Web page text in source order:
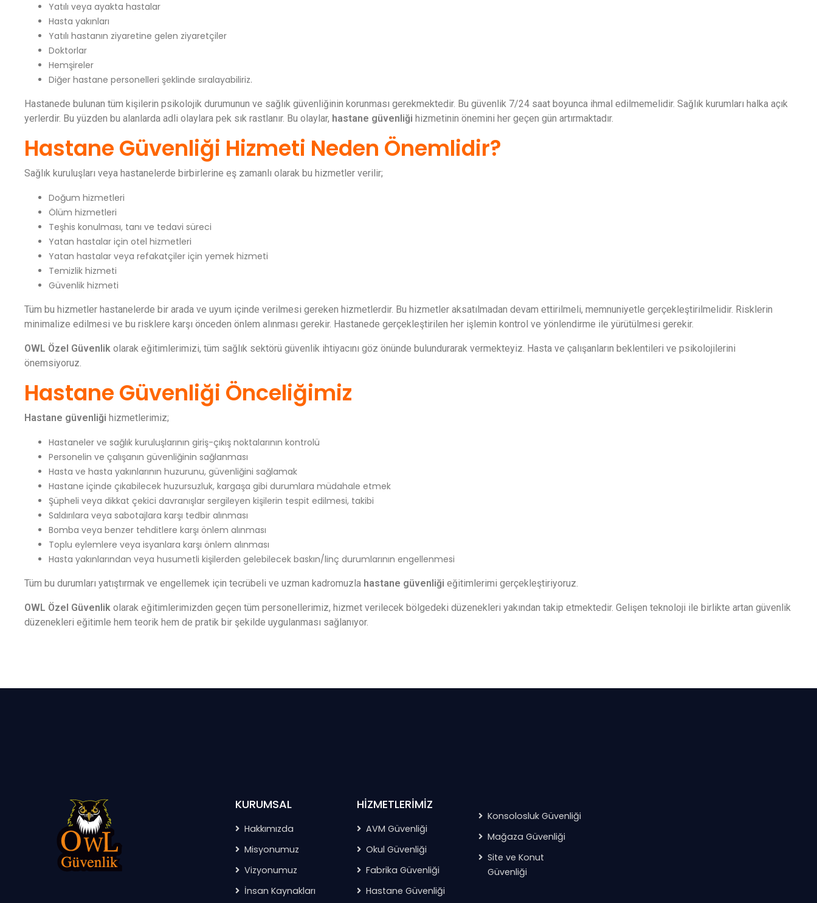
Yatılı veya ayakta hastalar
Hasta yakınları
Yatılı hastanın ziyaretine gelen ziyaretçiler
Doktorlar
Hemşireler
Diğer hastane personelleri şeklinde sıralayabiliriz.
Hastanede bulunan tüm kişilerin psikolojik durumunun ve sağlık güvenliğinin korunması gerekmektedir. Bu güvenlik 7/24 saat boyunca ihmal edilmemelidir. Sağlık kurumları halka açık
yerlerdir. Bu yüzden bu alanlarda adli olaylara pek sık rastlanır. Bu olaylar, hastane güvenliği hizmetinin önemini her geçen gün artırmaktadır.
Hastane Güvenliği Hizmeti Neden Önemlidir?
Sağlık kuruluşları veya hastanelerde birbirlerine eş zamanlı olarak bu hizmetler verilir;
Doğum hizmetleri
Ölüm hizmetleri
Teşhis konulması, tanı ve tedavi süreci
Yatan hastalar için otel hizmetleri
Yatan hastalar veya refakatçiler için yemek hizmeti
Temizlik hizmeti
Güvenlik hizmeti
Tüm bu hizmetler hastanelerde bir arada ve uyum içinde verilmesi gereken hizmetlerdir. Bu hizmetler aksatılmadan devam ettirilmeli, memnuniyetle gerçekleştirilmelidir. Risklerin
minimalize edilmesi ve bu risklere karşı önceden önlem alınması gerekir. Hastanede gerçekleştirilen her işlemin kontrol ve yönlendirme ile yürütülmesi gerekir.
OWL Özel Güvenlik olarak eğitimlerimizi, tüm sağlık sektörü güvenlik ihtiyacını göz önünde bulundurarak vermekteyiz. Hasta ve çalışanların beklentileri ve psikolojilerini
önemsiyoruz.
Hastane Güvenliği Önceliğimiz
Hastane güvenliği hizmetlerimiz;
Hastaneler ve sağlık kuruluşlarının giriş-çıkış noktalarının kontrolü
Personelin ve çalışanın güvenliğinin sağlanması
Hasta ve hasta yakınlarının huzurunu, güvenliğini sağlamak
Hastane içinde çıkabilecek huzursuzluk, kargaşa gibi durumlara müdahale etmek
Şüpheli veya dikkat çekici davranışlar sergileyen kişilerin tespit edilmesi, takibi
Saldırılara veya sabotajlara karşı tedbir alınması
Bomba veya benzer tehditlere karşı önlem alınması
Toplu eylemlere veya isyanlara karşı önlem alınması
Hasta yakınlarından veya husumetli kişilerden gelebilecek baskın/linç durumlarının engellenmesi
Tüm bu durumları yatıştırmak ve engellemek için tecrübeli ve uzman kadromuzla hastane güvenliği eğitimlerimi gerçekleştiriyoruz.
OWL Özel Güvenlik olarak eğitimlerimizden geçen tüm personellerimiz, hizmet verilecek bölgedeki düzenekleri yakından takip etmektedir. Gelişen teknoloji ile birlikte artan güvenlik
düzenekleri eğitimle hem teorik hem de pratik bir şekilde uygulanması sağlanıyor.
KURUMSAL
Hakkımızda
Misyonumuz
Vizyonumuz
İnsan Kaynakları
HIZMETLERIMIZ
AVM Güvenliği
Okul Güvenliği
Fabrika Güvenliği
Hastane Güvenliği
Konsolosluk Güvenliği
Mağaza Güvenliği
Site ve Konut
Güvenliği